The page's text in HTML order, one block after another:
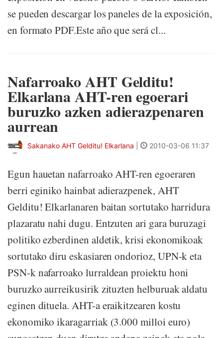
se pueden descargar los paneles de la exposición,
en formato PDF.Este año que será cl...
Nafarroako AHT Gelditu!
Elkarlana AHT-ren egoerari
buruzko azken adierazpenaren
aurrean
Sakanako AHT Gelditu! Elkarlana 2010-03-06 11:37
Egun hauetan nafarroako AHT-ren egoeraren
berri eginiko hainbat adierazpenek, AHT
Gelditu! Elkarlanaren baitan sortutako harridura
plazaratu nahi dugu. Entzuten ari gara buruzagi
politiko ezberdinen aldetik, krisi ekonomikoak
sortutako diru eskasiaren ondorioz, UPN-k eta
PSN-k nafarroako lurraldean proiektu honi
buruzko aurreikusirik zituzten helburuak aldatu
eginen dituela. AHT-a eraikitzearen kostu
ekonomiko ikaragarriak (3.000 milloi euro)